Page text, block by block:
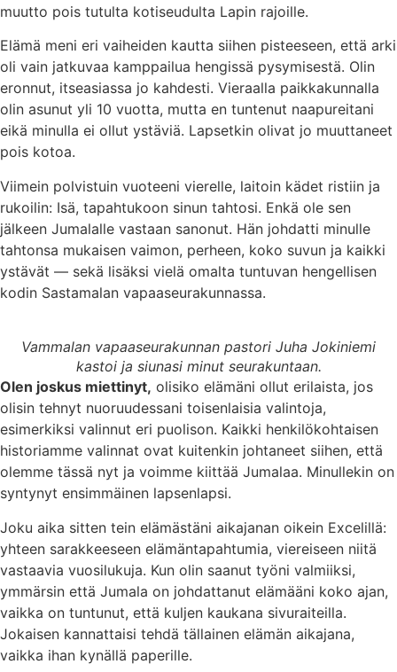
muutto pois tutulta kotiseudulta Lapin rajoille.
Elämä meni eri vaiheiden kautta siihen pisteeseen, että arki
oli vain jatkuvaa kamppailua hengissä pysymisestä. Olin
eronnut, itseasiassa jo kahdesti. Vieraalla paikkakunnalla
olin asunut yli 10 vuotta, mutta en tuntenut naapureitani
eikä minulla ei ollut ystäviä. Lapsetkin olivat jo muuttaneet
pois kotoa.
Viimein polvistuin vuoteeni vierelle, laitoin kädet ristiin ja
rukoilin: Isä, tapahtukoon sinun tahtosi. Enkä ole sen
jälkeen Jumalalle vastaan sanonut. Hän johdatti minulle
tahtonsa mukaisen vaimon, perheen, koko suvun ja kaikki
ystävät — sekä lisäksi vielä omalta tuntuvan hengellisen
kodin Sastamalan vapaaseurakunnassa.
Vammalan vapaaseurakunnan pastori Juha Jokiniemi
kastoi ja siunasi minut seurakuntaan.
Olen joskus miettinyt, olisiko elämäni ollut erilaista, jos
olisin tehnyt nuoruudessani toisenlaisia valintoja,
esimerkiksi valinnut eri puolison. Kaikki henkilökohtaisen
historiamme valinnat ovat kuitenkin johtaneet siihen, että
olemme tässä nyt ja voimme kiittää Jumalaa. Minullekin on
syntynyt ensimmäinen lapsenlapsi.
Joku aika sitten tein elämästäni aikajanan oikein Excelillä:
yhteen sarakkeeseen elämäntapahtumia, viereiseen niitä
vastaavia vuosilukuja. Kun olin saanut työni valmiiksi,
ymmärsin että Jumala on johdattanut elämääni koko ajan,
vaikka on tuntunut, että kuljen kaukana sivuraiteilla.
Jokaisen kannattaisi tehdä tällainen elämän aikajana,
vaikka ihan kynällä paperille.